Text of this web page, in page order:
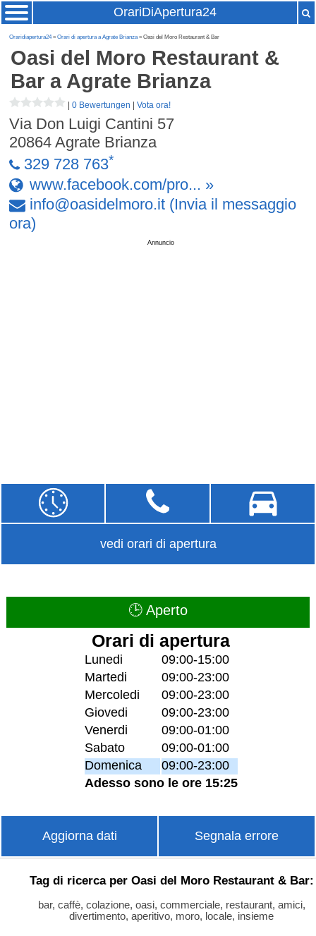
OrariDiApertura24
Oraridiapertura24»Orari di apertura a Agrate Brianza» Oasi del Moro Restaurant & Bar
Oasi del Moro Restaurant &
Bar a Agrate Brianza
|0 Bewertungen |Vota ora!
Via Don Luigi Cantini 57
20864 Agrate Brianza
329 728 763*
www.facebook.com/pro... »
info@oasidelmoro.it (Invia il messaggio
ora)
Annuncio
vedi orari di apertura
🕒 Aperto
Orari di apertura
Lunedi
09:00-15:00
Martedi
09:00-23:00
Mercoledi
09:00-23:00
Giovedi
09:00-23:00
Venerdi
09:00-01:00
Sabato
09:00-01:00
Domenica
09:00-23:00
Adesso sono le ore 15:25
Aggiorna dati Segnala errore
Tag di ricerca per Oasi del Moro Restaurant & Bar:
bar, caffè, colazione, oasi, commerciale, restaurant, amici,
divertimento, aperitivo, moro, locale, insieme